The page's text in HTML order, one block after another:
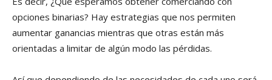
opciones binarias? Hay estrategias que nos permiten
aumentar ganancias mientras que otras están más
orientadas a limitar de algún modo las pérdidas.